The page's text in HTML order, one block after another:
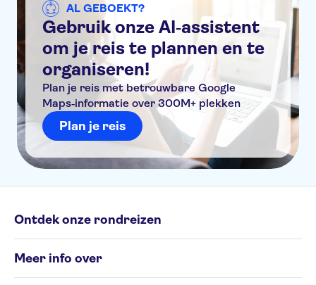
AL GEBOEKT?
Gebruik onze AI‑assistent
om je reis te plannen en te
organiseren!
Plan je reis met betrouwbare Google
Maps‑informatie over 300M+ plekken
Plan je reis
Ontdek onze rondreizen
Groepsrondreizen
Rondreisbestemmingen
Meer info over